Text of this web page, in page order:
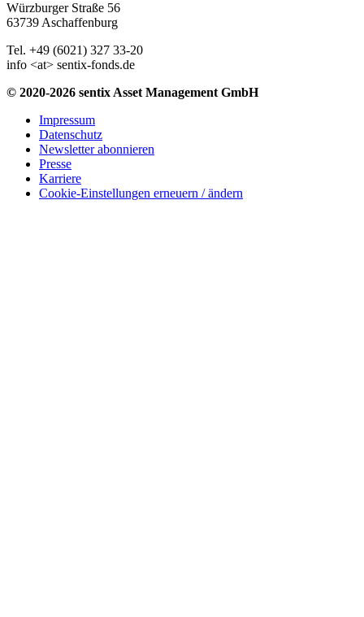
Würzburger Straße 56
63739 Aschaffenburg
Tel. +49 (6021) 327 33-20
info <at> sentix-fonds.de
© 2020-2026 sentix Asset Management GmbH
Impressum
Datenschutz
Newsletter abonnieren
Presse
Karriere
Cookie-Einstellungen erneuern / ändern